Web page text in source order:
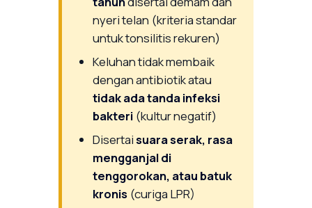
nyeri telan (kriteria standar
untuk tonsilitis rekuren)
Keluhan tidak membaik
dengan antibiotik atau
tidak ada tanda infeksi
bakteri (kultur negatif)
Disertaisuara serak, rasa
mengganjal di
tenggorokan, atau batuk
kronis (curiga LPR)